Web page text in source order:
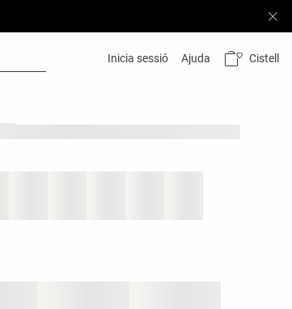
Inicia sessió Ajuda Cistell